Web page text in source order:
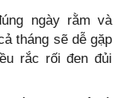
ngày rằm và
tháng sẽ dễ gặp
rắc rối đen đủi